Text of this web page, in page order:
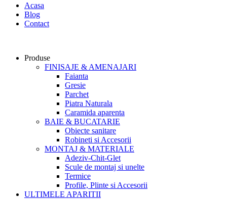
Acasa
Blog
Contact
Produse
FINISAJE & AMENAJARI
Faianta
Gresie
Parchet
Piatra Naturala
Caramida aparenta
BAIE & BUCATARIE
Obiecte sanitare
Robineti si Accesorii
MONTAJ & MATERIALE
Adeziv-Chit-Glet
Scule de montaj si unelte
Termice
Profile, Plinte si Accesorii
ULTIMELE APARITII